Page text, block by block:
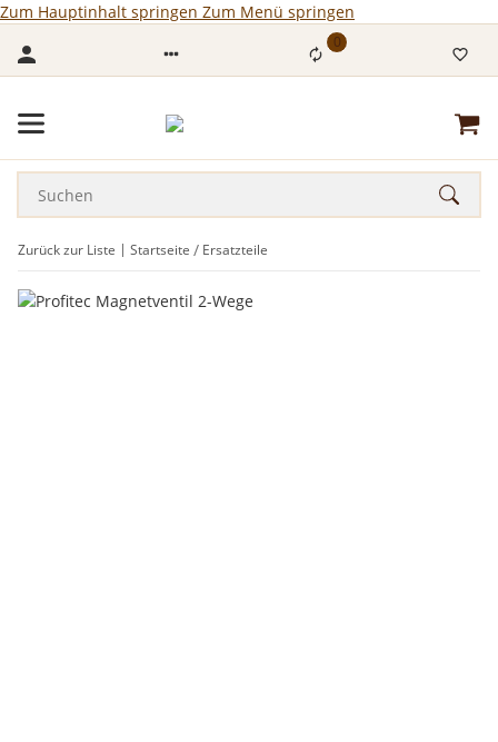
Zum Hauptinhalt springen Zum Menü springen
0
Zurück zur Liste Startseite Ersatzteile